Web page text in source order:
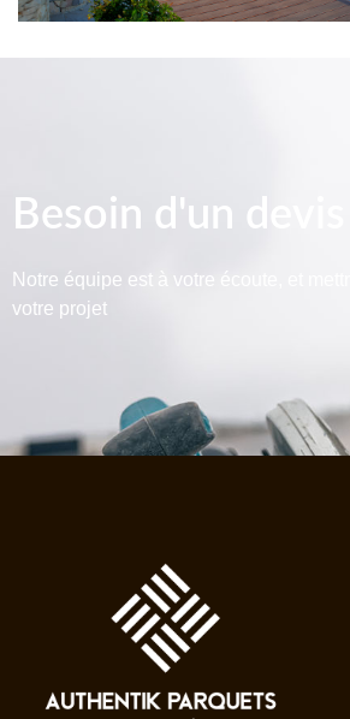
Besoin d'un devis
Notre équipe est à votre écoute, et
votre projet